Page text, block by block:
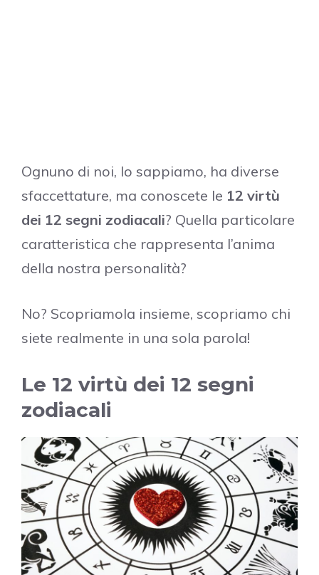
Ognuno di noi, lo sappiamo, ha diverse
sfaccettature, ma conoscete le 12 virtù
dei 12 segni zodiacali? Quella particolare
caratteristica che rappresenta l’anima
della nostra personalità?
No? Scopriamola insieme, scopriamo chi
siete realmente in una sola parola!
Le 12 virtù dei 12 segni
zodiacali